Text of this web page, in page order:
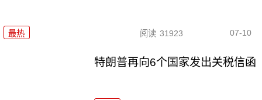
最热 阅读 31923 07-10
特朗普再向6个国家发出关税信函